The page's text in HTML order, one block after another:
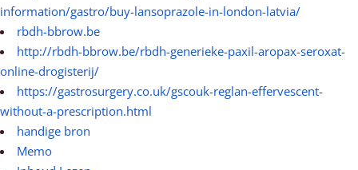
information/gastro/buy-lansoprazole-in-london-latvia/
rbdh-bbrow.be
http://rbdh-bbrow.be/rbdh-generieke-paxil-aropax-seroxat-
online-drogisterij/
https://gastrosurgery.co.uk/gscouk-reglan-effervescent-
without-a-prescription.html
handige bron
Memo